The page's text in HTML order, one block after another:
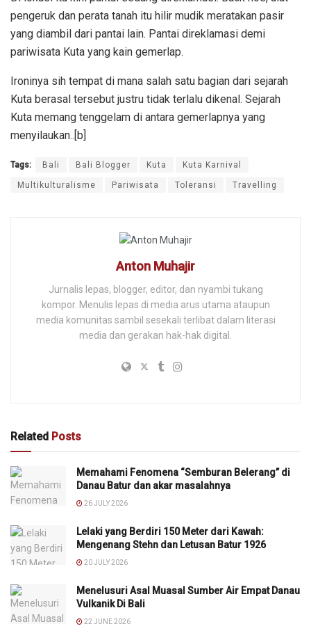
pengeruk dan perata tanah itu hilir mudik meratakan pasir
yang diambil dari pantai lain. Pantai direklamasi demi
pariwisata Kuta yang kain gemerlap.
Ironinya sih tempat di mana salah satu bagian dari sejarah
Kuta berasal tersebut justru tidak terlalu dikenal. Sejarah
Kuta memang tenggelam di antara gemerlapnya yang
menyilaukan..[b]
Tags: Bali Bali Blogger Kuta Kuta Karnival
Multikulturalisme Pariwisata Toleransi Travelling
Anton Muhajir
Jurnalis lepas, blogger, editor, dan nyambi tukang
kompor. Menulis lepas di media arus utama ataupun
media komunitas sambil sesekali terlibat dalam literasi
media dan gerakan hak-hak digital.
Related Posts
Memahami Fenomena “Semburan Belerang” di
Danau Batur dan akar masalahnya
26 JULY 2026
Lelaki yang Berdiri 150 Meter dari Kawah:
Mengenang Stehn dan Letusan Batur 1926
20 JULY 2026
Menelusuri Asal Muasal Sumber Air Empat Danau
Vulkanik Di Bali
22 JUNE 2026